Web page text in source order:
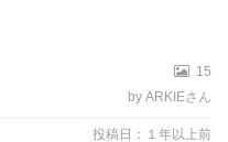
15
by ARKIEさん
投稿日：１年以上前